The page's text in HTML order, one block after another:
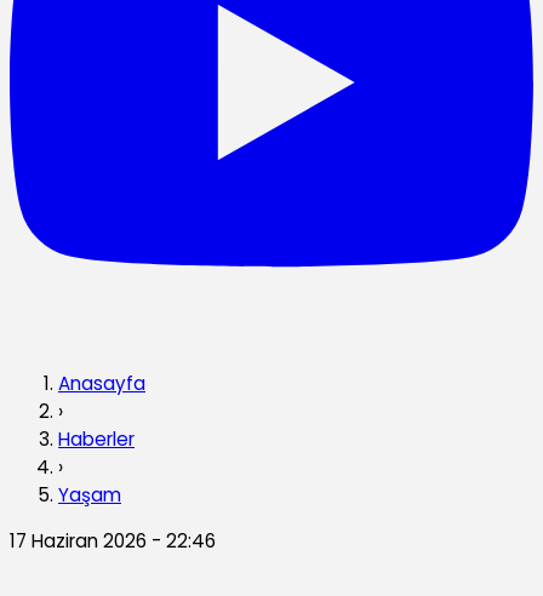
Anasayfa
›
Haberler
›
Yaşam
17 Haziran 2026 - 22:46